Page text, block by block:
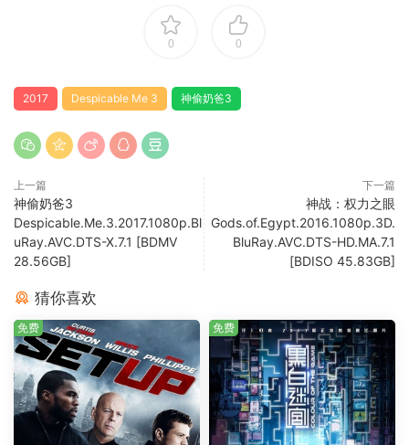
0 0
2017 Despicable Me 3 神偷奶爸3
上一篇
神偷奶爸3
Despicable.Me.3.2017.1080p.Bl
uRay.AVC.DTS-X.7.1 [BDMV
28.56GB]
下一篇
神战：权力之眼
Gods.of.Egypt.2016.1080p.3D.
BluRay.AVC.DTS-HD.MA.7.1
[BDISO 45.83GB]
猜你喜欢
免费 免费